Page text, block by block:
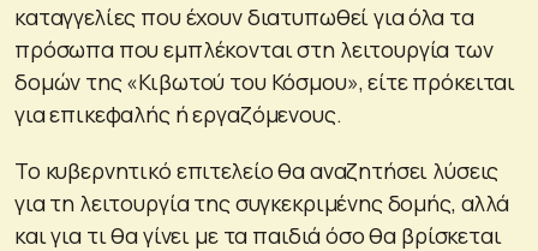
καταγγελίες που έχουν διατυπωθεί για όλα τα
πρόσωπα που εμπλέκονται στη λειτουργία των
δομών της «Κιβωτού του Κόσμου», είτε πρόκειται
για επικεφαλής ή εργαζόμενους.
Το κυβερνητικό επιτελείο θα αναζητήσει λύσεις
για τη λειτουργία της συγκεκριμένης δομής, αλλά
και για τι θα γίνει με τα παιδιά όσο θα βρίσκεται